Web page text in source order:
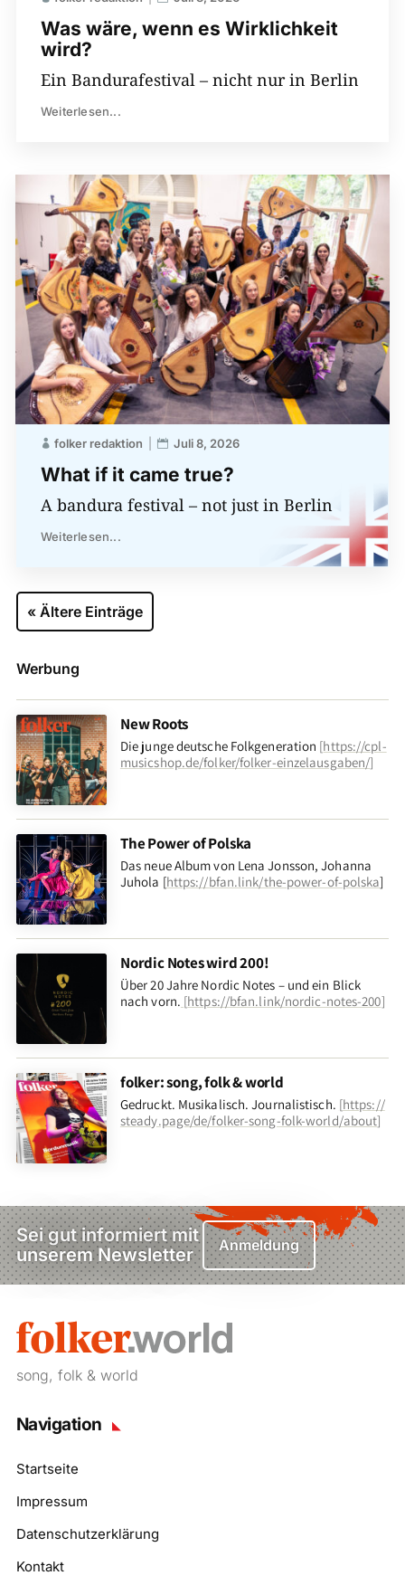
Was wäre, wenn es Wirklichkeit
wird?
Ein Bandurafestival – nicht nur in Berlin
Weiterlesen...
What if it came true?
folker redaktion Juli 8, 2026
A bandura festival – not just in Berlin
Weiterlesen...
« Ältere Einträge
Werbung
New Roots
Die junge deutsche Folkgeneration [https://cpl-
musicshop.de/folker/folker-einzelausgaben/]
The Power of Polska
Das neue Album von Lena Jonsson, Johanna
Juhola [https://bfan.link/the-power-of-polska]
Nordic Notes wird 200!
Über 20 Jahre Nordic Notes – und ein Blick
nach vorn. [https://bfan.link/nordic-notes-200]
folker: song, folk & world
Gedruckt. Musikalisch. Journalistisch. [https://
steady.page/de/folker-song-folk-world/about]
Sei gut informiert mit
unserem Newsletter
Anmeldung
song, folk & world
Navigation
Startseite
Impressum
Datenschutzerklärung
Kontakt